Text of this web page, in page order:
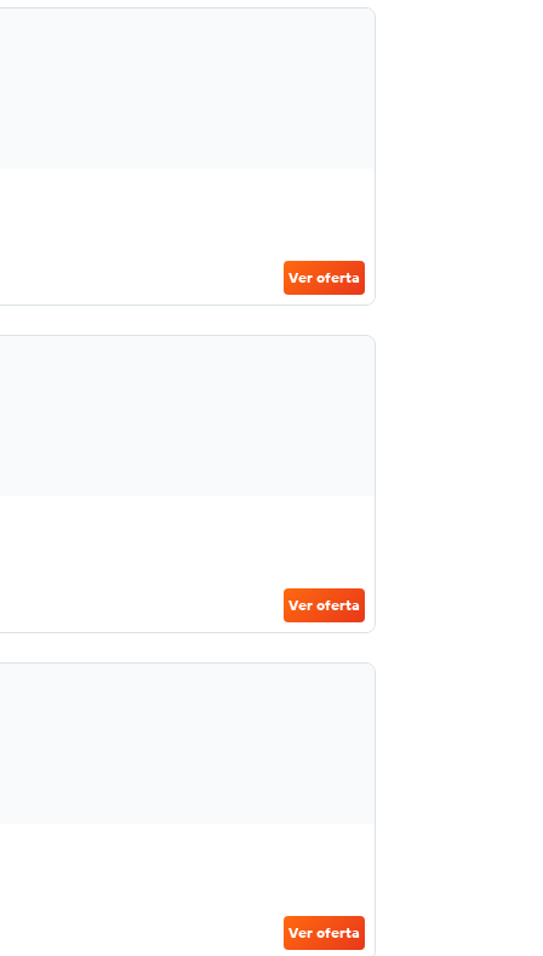
Ver oferta
Ver oferta
Ver oferta